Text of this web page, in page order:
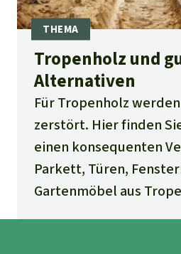
Tropenholz und
Alternativen
Für Tropenholz
zerstört. Hier finden
einen konsequenten
Parkett, Türen,
Gartenmöbel aus